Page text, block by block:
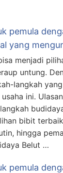
pemula
yang
menjadi
untung.
langkah
ini.
bibit
hingga
Belut …
pemula